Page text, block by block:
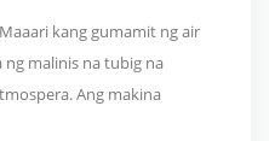
kang gumamit ng air
malinis na tubig na
Ang makina